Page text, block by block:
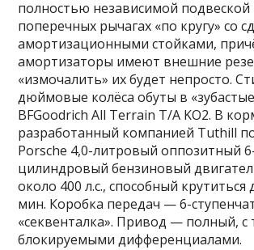
полностью независимой
поперечных рычагах «по кругу» со
амортизационными стойками,
амортизаторы имеют внешние
«измочалить» их будет непросто.
дюймовые колёса обуты в
BFGoodrich All Terrain T/A KO2. В
разработанный компанией Tuthill
Porsche 4,0-литровый оппозитный
цилиндровый бензиновый
около 400 л.с., способный крутиться
мин. Коробка передач — 6-
«секвенталка». Привод — полный, с
блокируемыми дифференциалами.